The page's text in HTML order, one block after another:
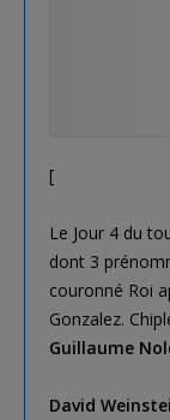
[
Le Jour 4 du
dont 3
couronné Roi
Gonzalez.
Guillaume
David